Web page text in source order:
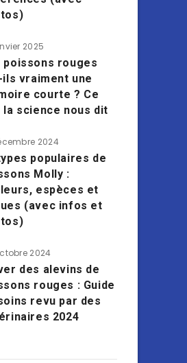
2025
poissons rouges
ils vraiment une
courte ? Ce
la science nous dit
2024
populaires de
Molly :
espèces et
(avec infos et
2024
des alevins de
rouges : Guide
revu par des
2024